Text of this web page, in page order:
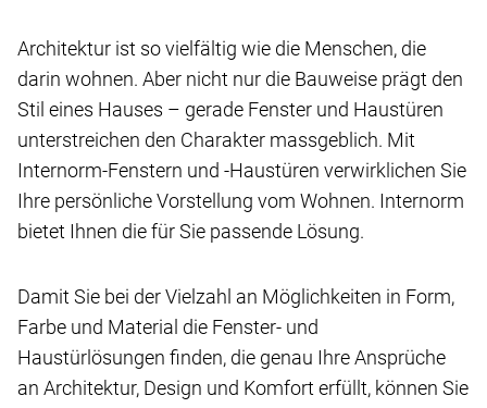
Architektur ist so vielfältig wie die Menschen, die
darin wohnen. Aber nicht nur die Bauweise prägt den
Stil eines Hauses – gerade Fenster und Haustüren
unterstreichen den Charakter massgeblich. Mit
Internorm-Fenstern und -Haustüren verwirklichen Sie
Ihre persönliche Vorstellung vom Wohnen. Internorm
bietet Ihnen die für Sie passende Lösung.
Damit Sie bei der Vielzahl an Möglichkeiten in Form,
Farbe und Material die Fenster- und
Haustürlösungen finden, die genau Ihre Ansprüche
an Architektur, Design und Komfort erfüllt, können Sie